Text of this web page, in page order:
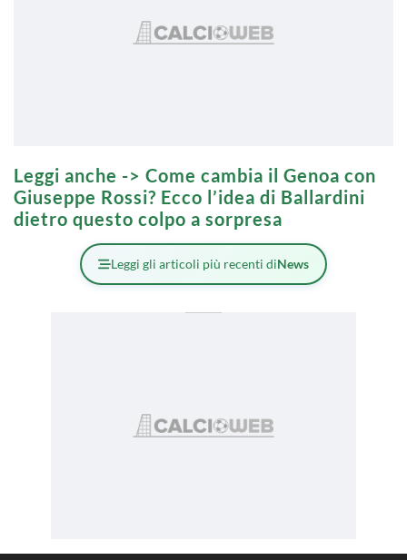
Leggi anche -> Come cambia il Genoa con
Giuseppe Rossi? Ecco l’idea di Ballardini
dietro questo colpo a sorpresa
Leggi gli articoli più recenti diNews